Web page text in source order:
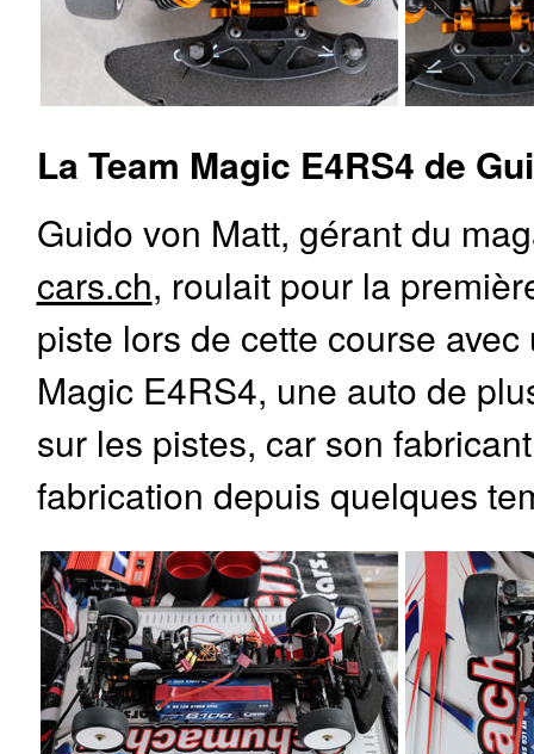
La Team Magic E4RS4 de
Guido von Matt, gérant du
cars.ch, roulait pour la
piste lors de cette course avec
Magic E4RS4, une auto de
sur les pistes, car son
fabrication depuis quelques